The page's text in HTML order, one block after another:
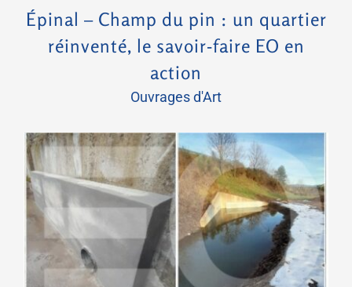
Épinal – Champ du pin : un quartier
réinventé, le savoir-faire EO en
action
Ouvrages d'Art